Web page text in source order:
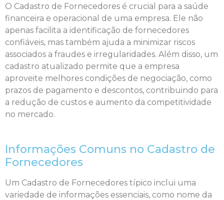
O Cadastro de Fornecedores é crucial para a saúde
financeira e operacional de uma empresa. Ele não
apenas facilita a identificação de fornecedores
confiáveis, mas também ajuda a minimizar riscos
associados a fraudes e irregularidades. Além disso, um
cadastro atualizado permite que a empresa
aproveite melhores condições de negociação, como
prazos de pagamento e descontos, contribuindo para
a redução de custos e aumento da competitividade
no mercado.
Informações Comuns no Cadastro de
Fornecedores
Um Cadastro de Fornecedores típico inclui uma
variedade de informações essenciais, como nome da